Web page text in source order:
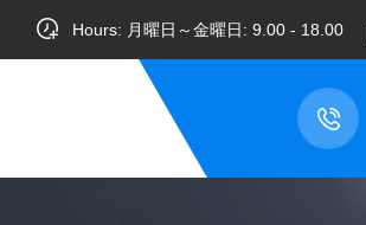
Hours: 月曜日～金曜日: 9.00 - 18.00